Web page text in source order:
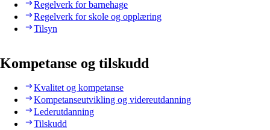
Regelverk for barnehage
Regelverk for skole og opplæring
Tilsyn
Kompetanse og tilskudd
Kvalitet og kompetanse
Kompetanseutvikling og videreutdanning
Lederutdanning
Tilskudd